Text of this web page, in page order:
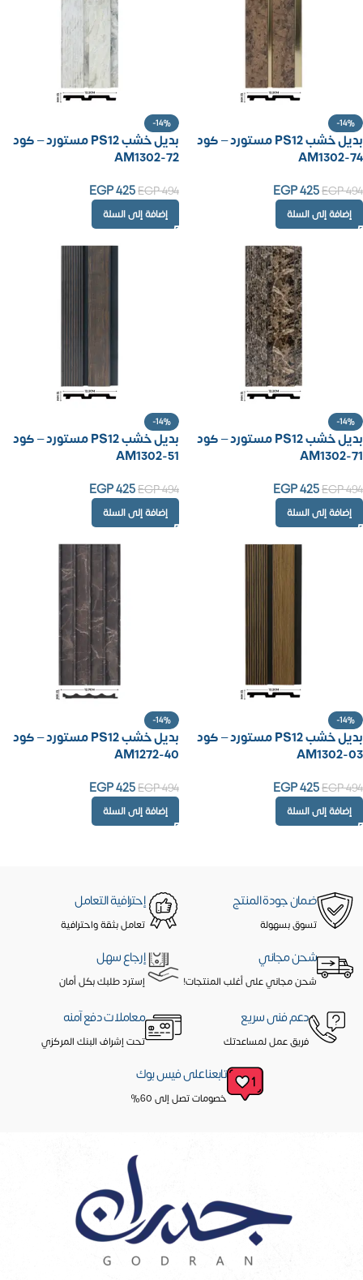
-14%
بديل خشب PS12 مستورد – كود
AM1302-74
EGP494
EGP425
إضافة إلى السلة
-14%
بديل خشب PS12 مستورد – كود
AM1302-72
EGP494
EGP425
إضافة إلى السلة
-14%
بديل خشب PS12 مستورد – كود
AM1302-71
EGP494
EGP425
إضافة إلى السلة
-14%
بديل خشب PS12 مستورد – كود
AM1302-51
EGP494
EGP425
إضافة إلى السلة
-14%
بديل خشب PS12 مستورد – كود
AM1302-03
EGP494
EGP425
إضافة إلى السلة
-14%
بديل خشب PS12 مستورد – كود
AM1272-40
EGP494
EGP425
إضافة إلى السلة
ضمان جودة المنتج
تسوق بسهولة
إحترافية التعامل
تعامل بثقة واحترافية
شحن مجاني
شحن مجاني على أغلب المنتجات!
إرجاع سهل
إسترد طلبك بكل أمان
دعم فنى سريع
فريق عمل لمساعدتك
معاملات دفع آمنه
تحت إشراف البنك المركزي
تابعنا على فيس بوك
خصومات تصل إلى 60%